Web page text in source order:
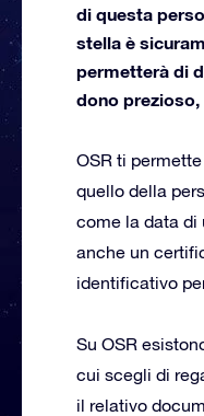
di questa
stella è
permetterà di
dono prezioso,
OSR ti
quello della
come la data di
anche un
identificativo
Su OSR
cui scegli di
il relativo